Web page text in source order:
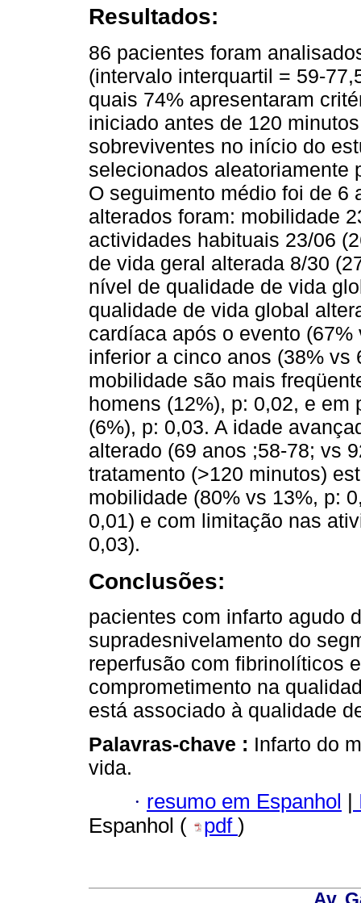
Resultados:
86 pacientes foram
(intervalo interquartil = 59-
quais 74% apresentaram
iniciado antes de 120
sobreviventes no início do
selecionados aleatoriamente
O seguimento médio foi de 6
alterados foram: mobilidade
actividades habituais 23/06
de vida geral alterada 8/30
nível de qualidade de vida
qualidade de vida global
cardíaca após o evento
inferior a cinco anos (38% vs
mobilidade são mais
homens (12%), p: 0,02, e
(6%), p: 0,03. A idade
alterado (69 anos ;58-78; vs
tratamento (>120 minutos)
mobilidade (80% vs 13%, p:
0,01) e com limitação nas
0,03).
Conclusões:
pacientes com infarto agudo
supradesnivelamento do
reperfusão com fibrinolíticos
comprometimento na
está associado à qualidade
Palavras-chave : Infarto do
vida.
· resumo em Espanhol
Espanhol (
pdf )